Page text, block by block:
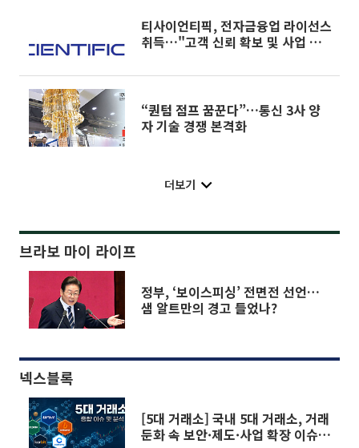
티사이언티픽, 전자금융업 라이선스
취득…"고객 신뢰 확보 및 사업 시
“퀀텀 점프 꿈꾼다”…통신 3사 양
자 기술 경쟁 본격화
더보기
브라보 마이 라이프
정부, ‘보이스피싱’ 전면전 선언…
샘 알트만의 경고 들었나?
넥스블록
[5대 거래소] 국내 5대 거래소, 거래
둔화 속 보안·제도·사업 확장 이슈